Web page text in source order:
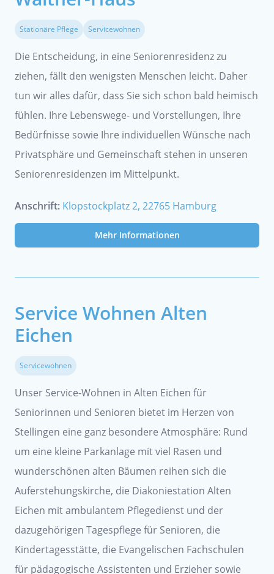
Stationäre Pflege Servicewohnen
Die Entscheidung, in eine Seniorenresidenz zu
ziehen, fällt den wenigsten Menschen leicht. Daher
tun wir alles dafür, dass Sie sich schon bald heimisch
fühlen. Ihre Lebenswege- und Vorstellungen, Ihre
Bedürfnisse sowie Ihre individuellen Wünsche nach
Privatsphäre und Gemeinschaft stehen in unseren
Seniorenresidenzen im Mittelpunkt.
Anschrift: Klopstockplatz 2, 22765 Hamburg
Mehr Informationen
Service Wohnen Alten
Eichen
Servicewohnen
Unser Service-Wohnen in Alten Eichen für
Seniorinnen und Senioren bietet im Herzen von
Stellingen eine ganz besondere Atmosphäre: Rund
um eine kleine Parkanlage mit viel Rasen und
wunderschönen alten Bäumen reihen sich die
Auferstehungskirche, die Diakoniestation Alten
Eichen mit ambulantem Pflegedienst und der
dazugehörigen Tagespflege für Senioren, die
Kindertagesstätte, die Evangelischen Fachschulen
für pädagogische Assistenten und Erzieher sowie